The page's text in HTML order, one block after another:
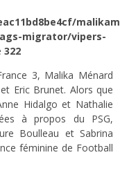
migrator/vipers-
322
3, Malika Ménard
Eric Brunet. Alors que
Hidalgo et Nathalie
à propos du PSG,
Boulleau et Sabrina
féminine de Football